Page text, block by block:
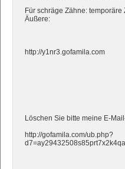
Für schräge Zähne:
Äußere:
http://y1nr3.gofamila.com
Löschen Sie bitte meine E-
http://gofamila.com/ub.php?